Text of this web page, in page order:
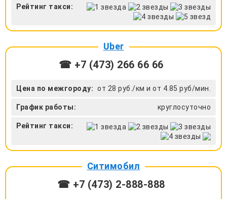
Рейтинг такси:
Uber
☎ +7 (473) 266 66 66
Цена по межгороду: от 28 руб./км и от 4.85 руб/мин.
График работы: круглосуточно
Рейтинг такси:
Ситимобил
☎ +7 (473) 2-888-888